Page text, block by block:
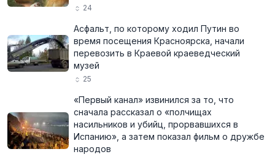
24
Асфальт, по которому ходил Путин во
время посещения Красноярска, начали
перевозить в Краевой краеведческий
музей
25
«Первый канал» извинился за то, что
сначала рассказал о «полчищах
насильников и убийц, прорвавшихся в
Испанию», а затем показал фильм о дружбе
народов